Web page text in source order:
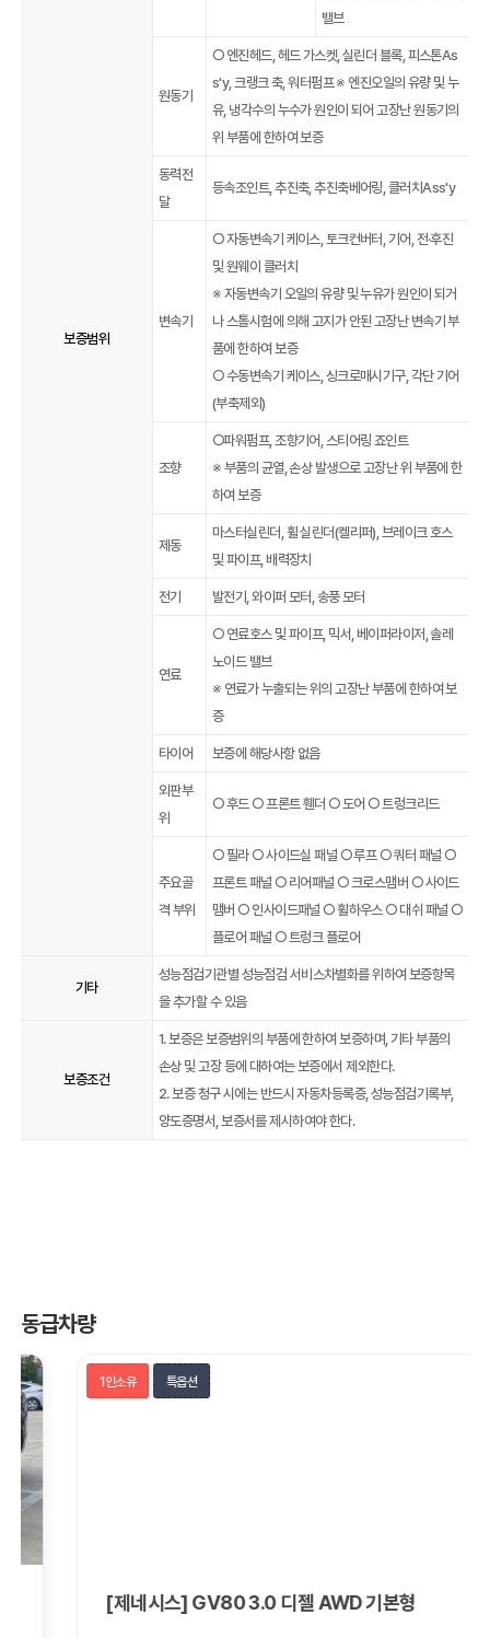
보증범위
밸브
원동기
○ 엔진헤드, 헤드 가스켓, 실린더 블록, 피스톤As
s'y, 크랭크 축, 워터펌프 ※ 엔진오일의 유량 및 누
유, 냉각수의 누수가 원인이 되어 고장난 원동기의
위 부품에 한하여 보증
동력전
달
등속조인트, 추진축, 추진축베어링, 클러치Ass'y
변속기
○ 자동변속기 케이스, 토크컨버터, 기어, 전·후진
및 원웨이 클러치
※ 자동변속기 오일의 유량 및 누유가 원인이 되거
나 스톨시험에 의해 고지가 안된 고장난 변속기 부
품에 한하여 보증
○ 수동변속기 케이스, 싱크로매시기구, 각단 기어
(부축제외)
조향
○파워펌프, 조향기어, 스티어링 죠인트
※ 부품의 균열, 손상 발생으로 고장난 위 부품에 한
하여 보증
제동
마스터실린더, 휠 실린더(켈리퍼), 브레이크 호스
및 파이프, 배력장치
전기 발전기, 와이퍼 모터, 송풍 모터
연료
○ 연료호스 및 파이프, 믹서, 베이퍼라이저, 솔레
노이드 밸브
※ 연료가 누출되는 위의 고장난 부품에 한하여 보
증
타이어 보증에 해당사항 없음
외판부
위
○ 후드 ○ 프론트 휀더 ○ 도어 ○ 트렁크리드
주요골
격 부위
○ 필라 ○ 사이드실 패널 ○ 루프 ○ 쿼터 패널 ○
프론트 패널 ○ 리어패널 ○ 크로스맴버 ○ 사이드
맴버 ○ 인사이드패널 ○ 휠하우스 ○ 대쉬 패널 ○
플로어 패널 ○ 트렁크 플로어
기타
성능점검기관별 성능점검 서비스차별화를 위하여 보증항목
을 추가할 수 있음
보증조건
1. 보증은 보증범위의 부품에 한하여 보증하며, 기타 부품의
손상 및 고장 등에 대하여는 보증에서 제외한다.
2. 보증 청구 시에는 반드시 자동차등록증, 성능점검기록부,
양도증명서, 보증서를 제시하여야 한다.
동급차량
1인소유 특옵션
[제네시스] GV80 3.0 디젤 AWD 기본형